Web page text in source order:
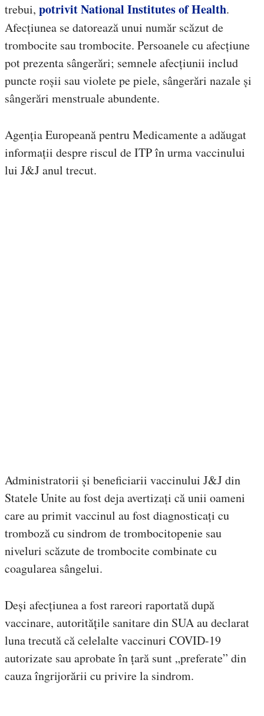
trebui, potrivit National Institutes of Health.
Afecțiunea se datorează unui număr scăzut de
trombocite sau trombocite. Persoanele cu afecțiune
pot prezenta sângerări; semnele afecțiunii includ
puncte roșii sau violete pe piele, sângerări nazale și
sângerări menstruale abundente.
Agenția Europeană pentru Medicamente a adăugat
informații despre riscul de ITP în urma vaccinului
lui J&J anul trecut.
Administratorii și beneficiarii vaccinului J&J din
Statele Unite au fost deja avertizați că unii oameni
care au primit vaccinul au fost diagnosticați cu
tromboză cu sindrom de trombocitopenie sau
niveluri scăzute de trombocite combinate cu
coagularea sângelui.
Deși afecțiunea a fost rareori raportată după
vaccinare, autoritățile sanitare din SUA au declarat
luna trecută că celelalte vaccinuri COVID-19
autorizate sau aprobate în țară sunt „preferate” din
cauza îngrijorării cu privire la sindrom.